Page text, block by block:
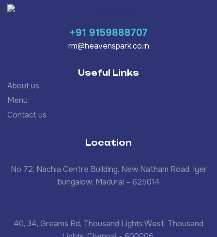
Useful Links
About us
Menu
Contact us
+91 9159888707
rm@heavenspark.co.in
Location
No 72, Nachia Centre Building, New Natham Road, Iyer
bungalow, Madurai – 625014
40, 34, Greams Rd, Thousand Lights West, Thousand